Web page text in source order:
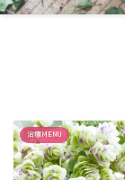
治療MENU